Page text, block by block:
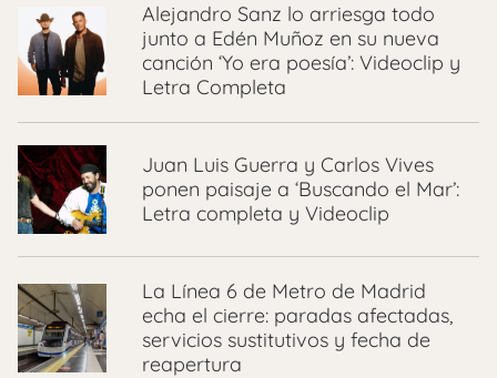
Alejandro Sanz lo arriesga todo
junto a Edén Muñoz en su nueva
canción ‘Yo era poesía’: Videoclip y
Letra Completa
Juan Luis Guerra y Carlos Vives
ponen paisaje a ‘Buscando el Mar’:
Letra completa y Videoclip
La Línea 6 de Metro de Madrid
echa el cierre: paradas afectadas,
servicios sustitutivos y fecha de
reapertura